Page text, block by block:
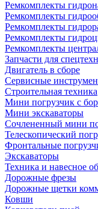
Ремкомплекты
Ремкомплекты
Ремкомплекты
Ремкомплекты
Ремкомплекты
Запчасти для
Двигатель в сборе
Сервисные
Строительная техника
Мини погрузчик с
Мини экскаваторы
Сочлененный мини
Телескопический
Фронтальные
Экскаваторы
Техника и навесное
Дорожные фрезы
Дорожные щетки
Ковши